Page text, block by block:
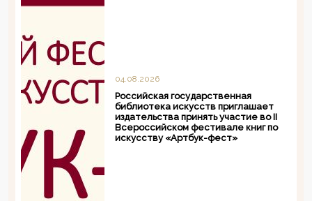
04.08.2026
Российская государственная
библиотека искусств приглашает
издательства принять участие во II
Всероссийском фестивале книг по
искусству «Артбук-фест»